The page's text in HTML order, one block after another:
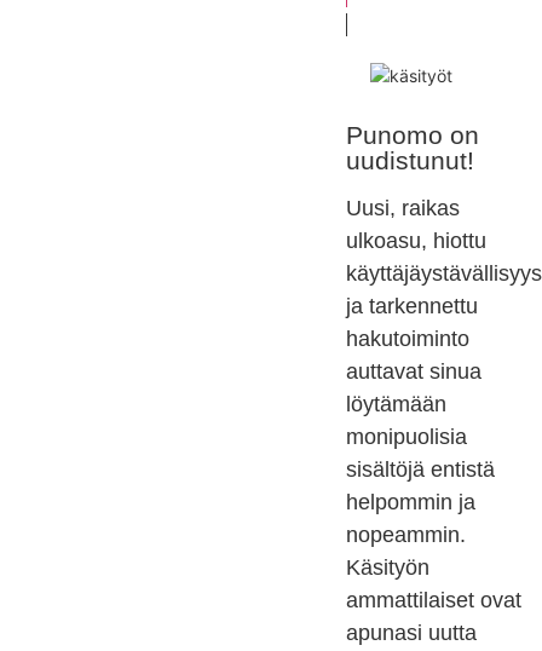
Punomo on
uudistunut!
Uusi, raikas
ulkoasu, hiottu
käyttäjäystävällisyys
ja tarkennettu
hakutoiminto
auttavat sinua
löytämään
monipuolisia
sisältöjä entistä
helpommin ja
nopeammin.
Käsityön
ammattilaiset ovat
apunasi uutta